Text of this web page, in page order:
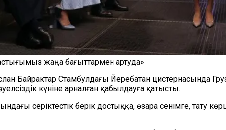
жаңа бағыттармен артуда»
Байрактар Стамбулдағы Йеребатан цистернасында
күніне арналған қабылдауға қатысты.
серіктестік берік достыққа, өзара сенімге, тату